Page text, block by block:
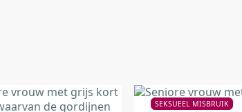
SEKSUEEL MISBRUIK